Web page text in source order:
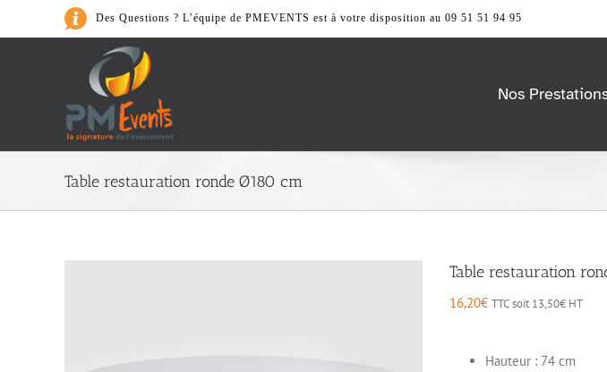
Des Questions ? L’équipe de PMEVENTS est à votre disposition au 09 51 51 94 95
Nos
Art de la Table
> Cafeterie
> Accessoires
> Verrerie
Barnum &
> Accessoires
> Tente Pliante
> Accessoires
Table restauration ronde Ø180 cm
Table restauration
16,20€ TTC soit 13,50€ HT
Hauteur : 74 cm